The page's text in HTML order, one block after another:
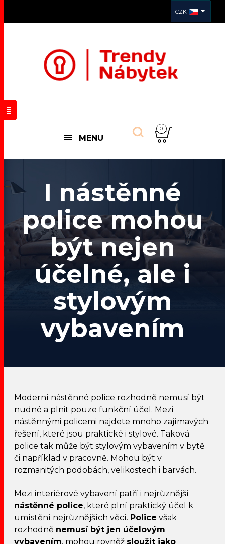
CZK
MENU
0
I nástěnné
police mohou
být nejen
účelné, ale i
stylovým
vybavením
Moderní nástěnné police rozhodně nemusí být
nudné a plnit pouze funkční účel. Mezi
nástěnnými policemi najdete mnoho zajímavých
řešení, které jsou praktické i stylové. Taková
police tak může být stylovým vybavením v bytě
či například v pracovně. Mohou být v
rozmanitých podobách, velikostech i barvách.
Mezi interiérové vybavení patří i nejrůznější
nástěnné police, které plní praktický účel k
umístění nejrůznějších věcí. Police však
rozhodně nemusí být jen účelovým
vybavením, mohou rovněž sloužit jako